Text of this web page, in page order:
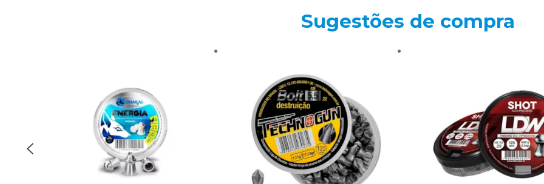
Sugestões de compra